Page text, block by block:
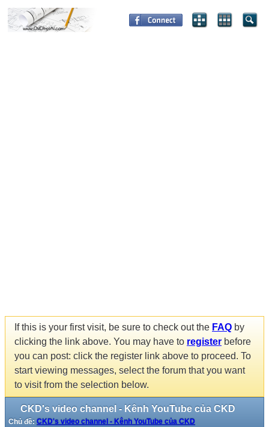
If this is your first visit, be sure to check out the FAQ by
clicking the link above. You may have to register before
you can post: click the register link above to proceed. To
start viewing messages, select the forum that you want
to visit from the selection below.
CKD's video channel - Kênh YouTube của CKD
Chủ đề: CKD's video channel - Kênh YouTube của CKD